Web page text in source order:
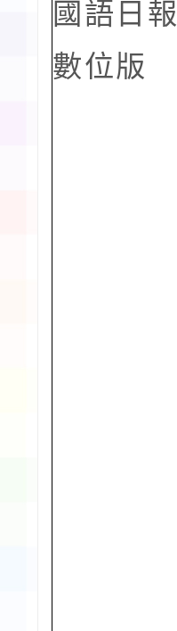
國語日報
數位版